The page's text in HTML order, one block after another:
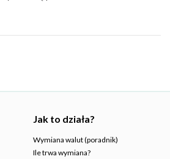
Jak to działa?
Wymiana walut (poradnik)
Ile trwa wymiana?